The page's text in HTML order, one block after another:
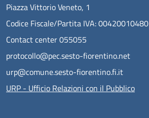
Piazza Vittorio Veneto, 1
Codice Fiscale/Partita IVA: 00420010480
Contact center 055055
protocollo@pec.sesto-fiorentino.net
urp@comune.sesto-fiorentino.fi.it
URP - Ufficio Relazioni con il Pubblico